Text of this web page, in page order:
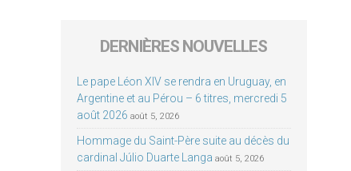
DERNIÈRES NOUVELLES
Le pape Léon XIV se rendra en Uruguay, en
Argentine et au Pérou – 6 titres, mercredi 5
août 2026 août 5, 2026
Hommage du Saint-Père suite au décès du
cardinal Júlio Duarte Langa août 5, 2026